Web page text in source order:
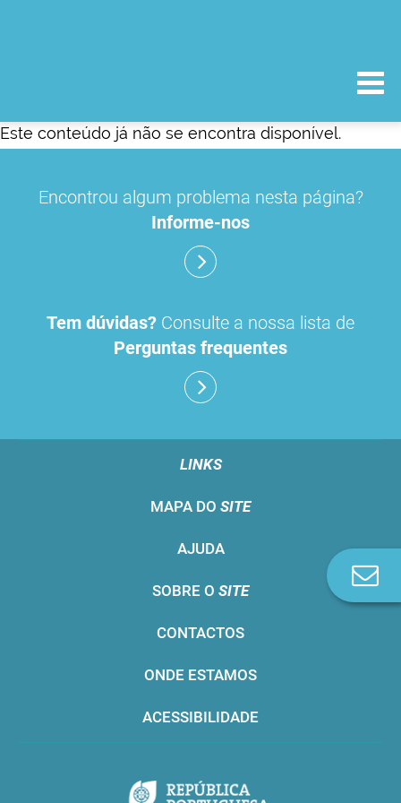
Este conteúdo já não se encontra disponível.
Encontrou algum problema nesta página?
Informe-nos
Tem dúvidas? Consulte a nossa lista de
Perguntas frequentes
LINKS
MAPA DO SITE
AJUDA
SOBRE O SITE
CONTACTOS
ONDE ESTAMOS
ACESSIBILIDADE